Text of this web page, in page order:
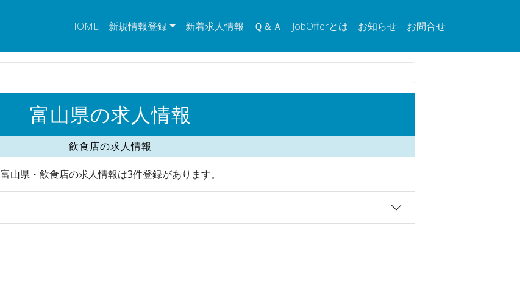
HOME 新規情報登録 新着求人情報 Ｑ＆Ａ JobOfferとは お知らせ お問合せ
富山県の求人情報
飲食店の求人情報
富山県・飲食店の求人情報は3件登録があります。